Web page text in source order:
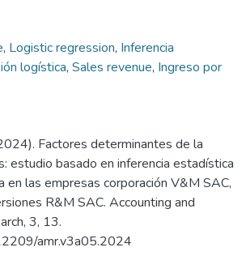
, Logistic regression, Inferencia
logística, Sales revenue, Ingreso por
Factores determinantes de la
estudio basado en inferencia estadística
en las empresas corporación V&M SAC,
R&M SAC. Accounting and
3, 13.
amr.v3a05.2024